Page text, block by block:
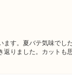
ます。夏バテ気味で
返りました。カットも